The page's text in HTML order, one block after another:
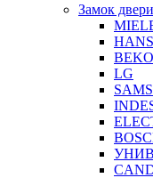
Замок двери
BEKO
LG